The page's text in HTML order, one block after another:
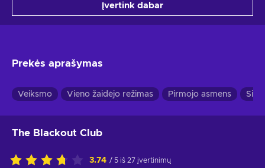
Įvertink dabar
Prekės aprašymas
Veiksmo Vieno žaidėjo režimas Pirmojo asmens
The Blackout Club
3.74 / 5 iš 27 įvertinimų